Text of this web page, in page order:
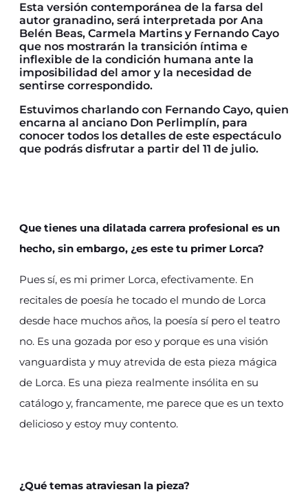
Esta versión contemporánea de la farsa del
autor granadino, será interpretada por Ana
Belén Beas, Carmela Martins y Fernando Cayo
que nos mostrarán la transición íntima e
inflexible de la condición humana ante la
imposibilidad del amor y la necesidad de
sentirse correspondido.
Estuvimos charlando con Fernando Cayo, quien
encarna al anciano Don Perlimplín, para
conocer todos los detalles de este espectáculo
que podrás disfrutar a partir del 11 de julio.
Que tienes una dilatada carrera profesional es un
hecho, sin embargo, ¿es este tu primer Lorca?
Pues sí, es mi primer Lorca, efectivamente. En
recitales de poesía he tocado el mundo de Lorca
desde hace muchos años, la poesía sí pero el teatro
no. Es una gozada por eso y porque es una visión
vanguardista y muy atrevida de esta pieza mágica
de Lorca. Es una pieza realmente insólita en su
catálogo y, francamente, me parece que es un texto
delicioso y estoy muy contento.
¿Qué temas atraviesan la pieza?